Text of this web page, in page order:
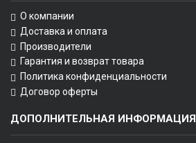
О компании
Доставка и оплата
Производители
Гарантия и возврат товара
Политика конфиденциальности
Договор оферты
ДОПОЛНИТЕЛЬНАЯ ИНФОРМАЦИЯ